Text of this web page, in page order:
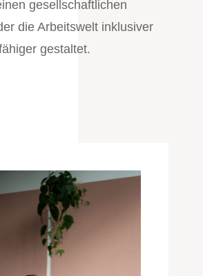
gesellschaftlichen
die Arbeitswelt inklusiver
gestaltet.